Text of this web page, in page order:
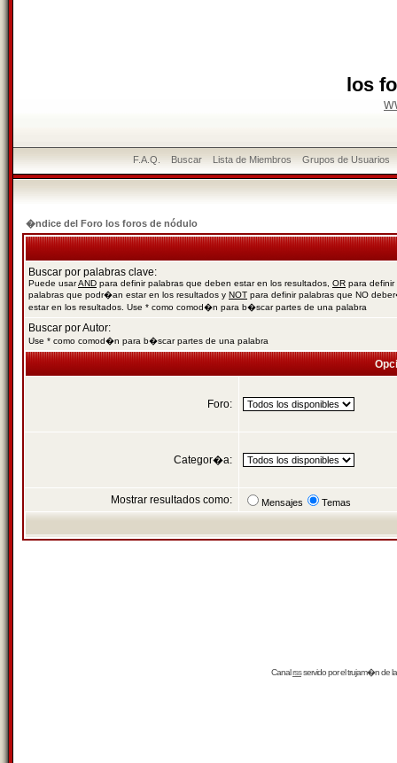
los
F.A.Q. Buscar Lista de Miembros Grupos de Usuarios
�ndice del Foro los foros de nódulo
Buscar por palabras clave:
Puede usarAND para definir palabras que deben estar en los resultados, OR para definir
palabras que podr�an estar en los resultados y NOT para definir palabras que NO
estar en los resultados. Use * como comod�n para b�scar partes de una palabra
Buscar por Autor:
Use * como comod�n para b�scar partes de una palabra
Foro:
Categor�a:
Mostrar resultados como: Mensajes Temas
Canalrssservido por eltrujam�nde